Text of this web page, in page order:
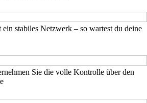
stabiles Netzwerk – so wartest du deine
Sie die volle Kontrolle über den